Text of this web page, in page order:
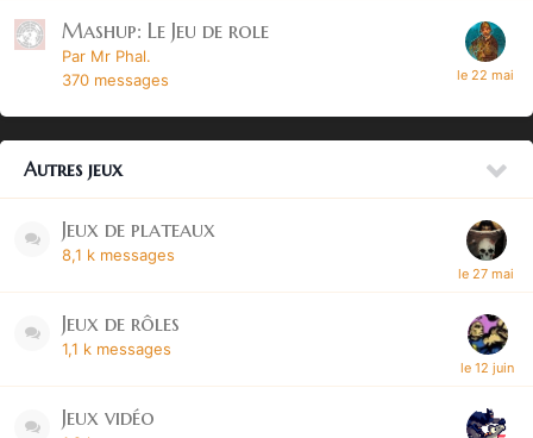
Mashup: Le Jeu de role
Par Mr Phal.
370 messages
Autres jeux
Jeux de plateaux
8,1 k messages
Jeux de rôles
1,1 k messages
Jeux vidéo